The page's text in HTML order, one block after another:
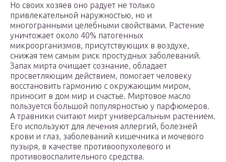
Но своих хозяев оно радует не только
привлекательной наружностью, но и
многогранными целебными свойствами. Растение
уничтожает около 40% патогенных
микроорганизмов, присутствующих в воздухе,
снижая тем самым риск простудных заболеваний.
Запах мирта очищает сознание, обладает
просветляющим действием, помогает человеку
восстановить гармонию с окружающим миром,
приносит в дом мир и счастье. Миртовое масло
пользуется большой популярностью у парфюмеров.
А травники считают мирт универсальным растением.
Его используют для лечения аллергий, болезней
крови и глаз, заболеваний кишечника и мочевого
пузыря, в качестве противоопухолевого и
противовоспалительного средства.